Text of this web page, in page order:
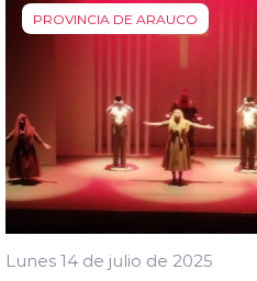
PROVINCIA DE ARAUCO
Lunes 14 de julio de 2025